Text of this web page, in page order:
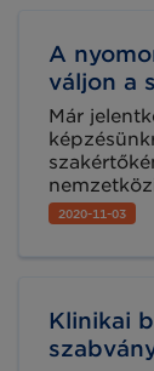
A
váljon a
Már
sajátíthat
én induló
2020-11-03
Klinikai